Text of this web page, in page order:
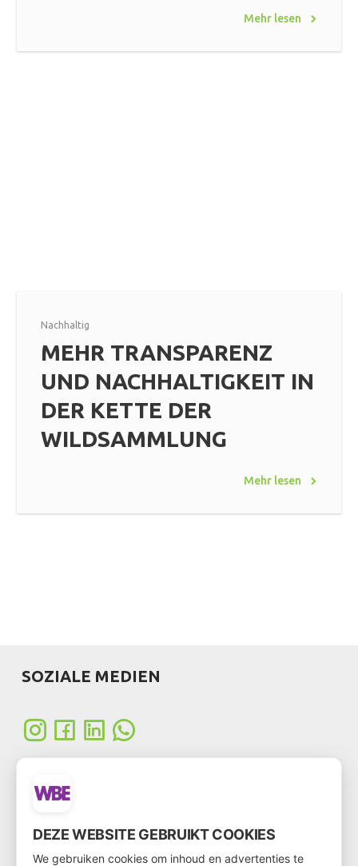
Mehr lesen
Nachhaltig
MEHR TRANSPARENZ
UND NACHHALTIGKEIT IN
DER KETTE DER
WILDSAMMLUNG
Mehr lesen
SOZIALE MEDIEN
WERDEN SIE KUNDE
DEZE WEBSITE GEBRUIKT COOKIES
We gebruiken cookies om inhoud en advertenties te